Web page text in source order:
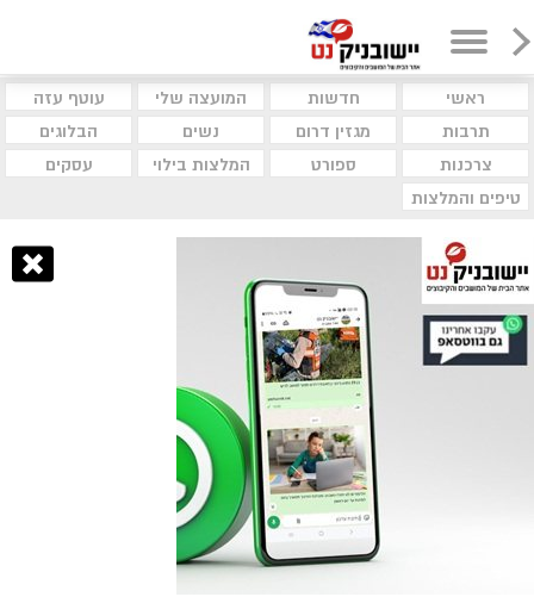
ראשי חדשות המועצה שלי
עוטף עזה
תרבות
מגזין דרום נשים
הבלוגים
צרכנות
ספורט המלצות בילוי
עסקים
טיפים והמלצות